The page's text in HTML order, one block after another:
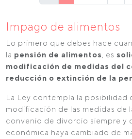
Impago de alimentos
Lo primero que debes hace
la pensión de alimentos, es
modificación de medidas del
reducción o extinción de la
La Ley contempla la posibilidad
modificación de las medidas de
convenio de divorcio siempre y
económica haya cambiado de